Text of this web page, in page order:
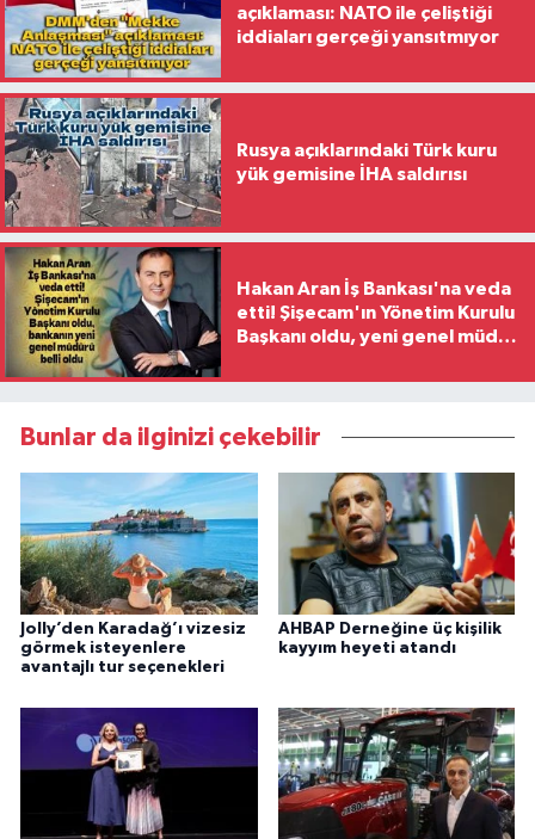
açıklaması: NATO ile çeliştiği
iddiaları gerçeği yansıtmıyor
Rusya açıklarındaki Türk kuru
yük gemisine İHA saldırısı
Hakan Aran İş Bankası'na veda
etti! Şişecam'ın Yönetim Kurulu
Başkanı oldu, yeni genel müdür
Bunlar da ilginizi çekebilir
Jolly’den Karadağ’ı vizesiz
görmek isteyenlere
avantajlı tur seçenekleri
AHBAP Derneğine üç kişilik
kayyım heyeti atandı